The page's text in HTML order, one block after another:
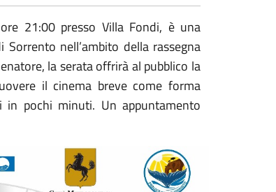
21:00 presso Villa Fondi, è una
nell’ambito della rassegna
la serata offrirà al pubblico la
il cinema breve come forma
in pochi minuti. Un appuntamento